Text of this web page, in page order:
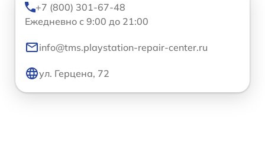
+7 (800) 301-67-48
Ежедневно с 9:00 до 21:00
info@tms.playstation-repair-center.ru
ул. Герцена, 72